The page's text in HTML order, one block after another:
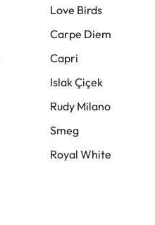
Love Birds
Carpe Diem
Capri
Islak Çiçek
Rudy Milano
Smeg
Royal White